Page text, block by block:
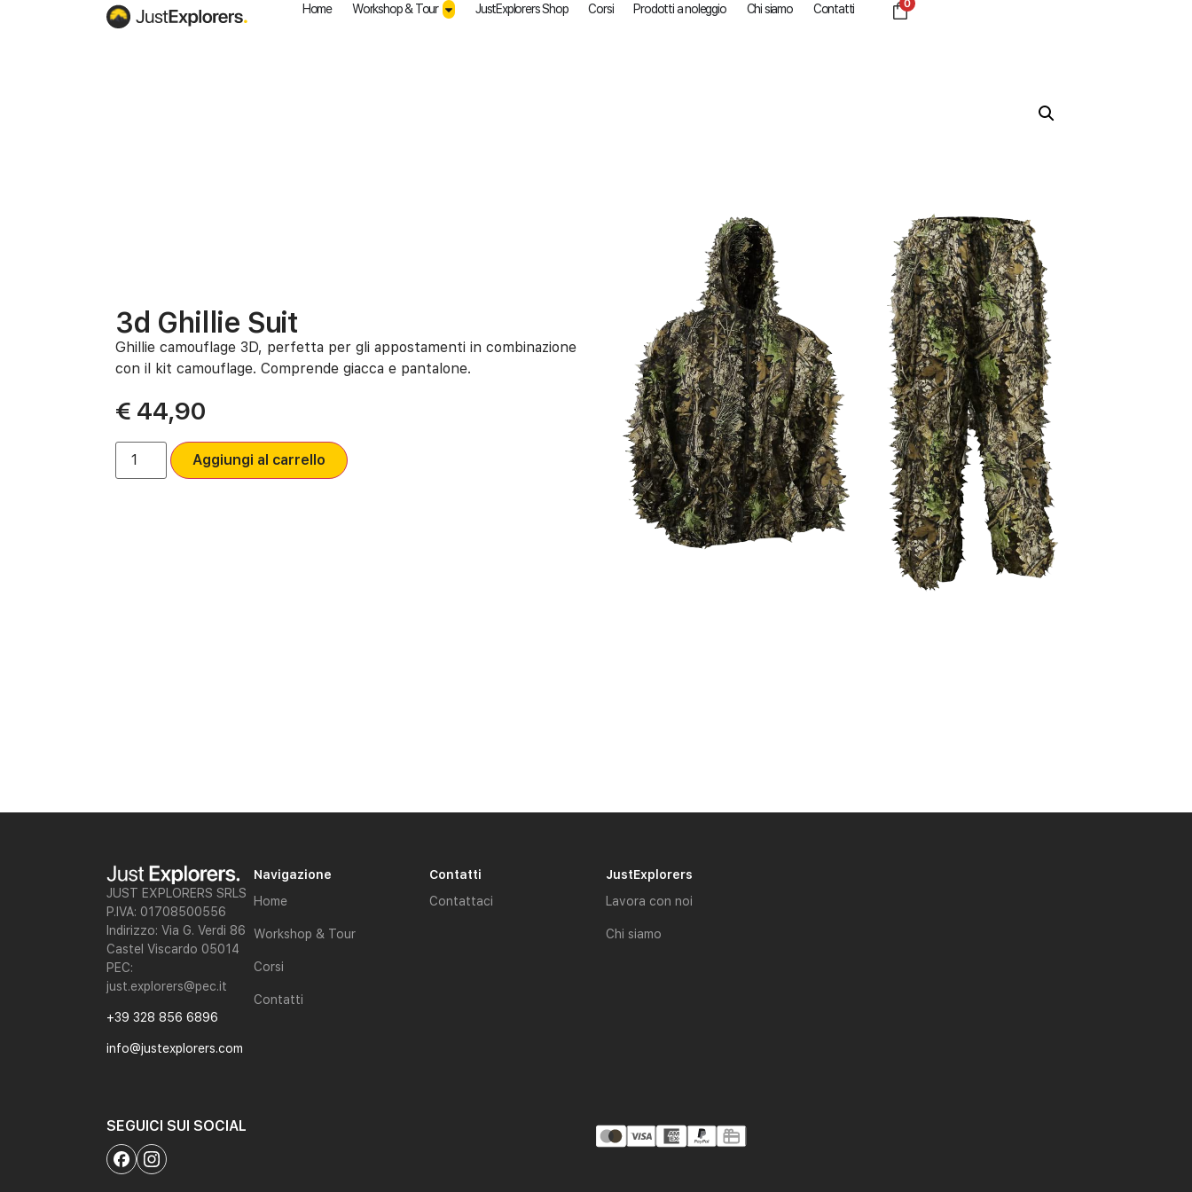
Home Workshop & Tour JustExplorers Shop Corsi Prodotti a noleggio Chi siamo Contatti 0
3d Ghillie Suit
Ghillie camouflage 3D, perfetta per gli appostamenti in combinazione
con il kit camouflage. Comprende giacca e pantalone.
€44,90
Aggiungi al carrello
JUST EXPLORERS SRLS
P.IVA: 01708500556
Indirizzo: Via G. Verdi 86
Castel Viscardo 05014
PEC:
just.explorers@pec.it
+39 328 856 6896
info@justexplorers.com
Navigazione
Home
Workshop & Tour
Corsi
Contatti
Contatti
Contattaci
JustExplorers
Lavora con noi
Chi siamo
SEGUICI SUI SOCIAL